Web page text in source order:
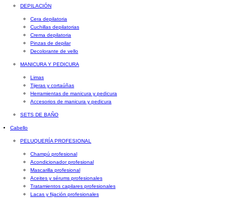
DEPILACIÓN
Cera depilatoria
Cuchillas depilatorias
Crema depilatoria
Pinzas de depilar
Decolorante de vello
MANICURA Y PEDICURA
Limas
Tijeras y cortaúñas
Herramientas de manicura y pedicura
Accesorios de manicura y pedicura
SETS DE BAÑO
Cabello
PELUQUERÍA PROFESIONAL
Champú profesional
Acondicionador profesional
Mascarilla profesional
Aceites y sérums profesionales
Tratamientos capilares profesionales
Lacas y fijación profesionales